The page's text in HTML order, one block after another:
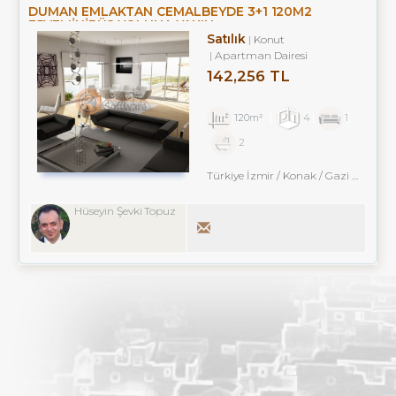
DUMAN EMLAKTAN CEMALBEYDE 3+1 120M2
E5VEMINIBÜS YOLUNA YAKIN
Satılık
Konut
Apartman Dairesi
142,256 TL
120m² 4
1
2
Türkiye İzmir / Konak/ Gazi Bulvarı
Hüseyin Şevki Topuz